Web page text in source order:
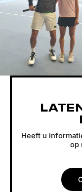
Heeft u
op